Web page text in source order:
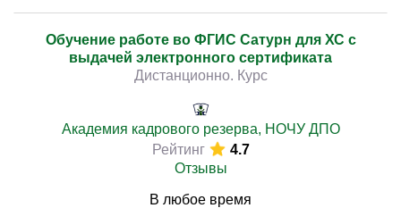
Обучение работе во ФГИС Сатурн для ХС с
выдачей электронного сертификата
Дистанционно. Курс
Академия кадрового резерва, НОЧУ ДПО
Рейтинг
4.7
Отзывы
В любое время